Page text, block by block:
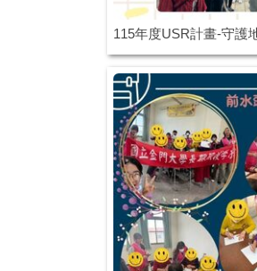
115年度USR計畫-守護